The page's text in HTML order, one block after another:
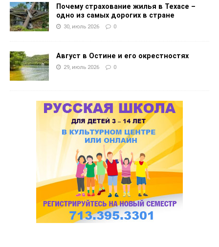
Почему страхование жилья в Техасе –
одно из самых дорогих в стране
30, июль 2026 0
Август в Остине и его окрестностях
29, июль 2026 0